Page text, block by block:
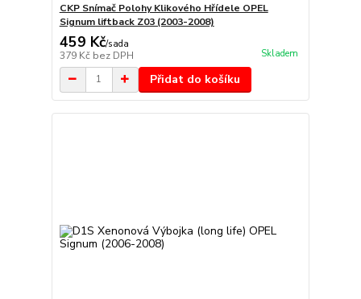
CKP Snímač Polohy Klikového Hřídele OPEL
Signum liftback Z03 (2003-2008)
459 Kč/sada
379 Kč bez DPH Skladem
Přidat do košíku